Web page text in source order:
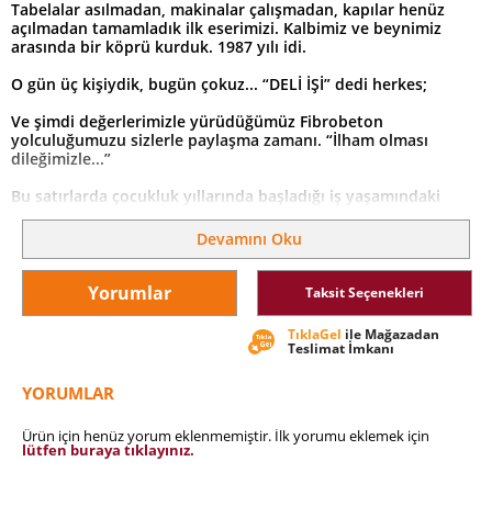
Tabelalar asılmadan, makinalar çalışmadan, kapılar henüz
açılmadan tamamladık ilk eserimizi. Kalbimiz ve beynimiz
arasında bir köprü kurduk. 1987 yılı idi.
O gün üç kişiydik, bugün çokuz... “DELİ İŞİ” dedi herkes;
Ve şimdi değerlerimizle yürüdüğümüz Fibrobeton
yolculuğumuzu sizlerle paylaşma zamanı. “İlham olması
dileğimizle...”
Bu satırlarda çocukluk yıllarında başladığı iş yaşamındaki
heyecanını ve şevkini bir an bile kaybetmeyen Dündar
dünyanın zirvesine giden başarılı yolculuğunu, Fibrobeton’un
öyküsünü bulacaksınız.
Devamını Oku
Yorumlar Taksit Seçenekleri
TıklaGel ile Mağazadan
Teslimat İmkanı
YORUMLAR
Ürün için henüz yorum eklenmemiştir. İlk yorumu eklemek için
lütfen buraya tıklayınız.